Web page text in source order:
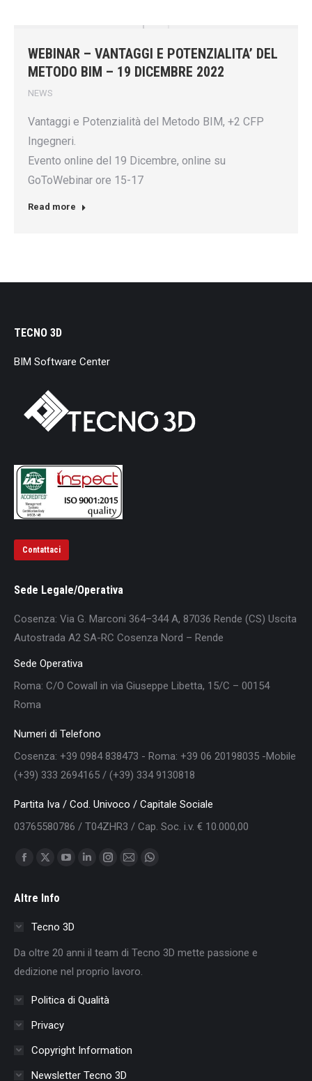
WEBINAR – VANTAGGI E POTENZIALITA’ DEL
METODO BIM – 19 DICEMBRE 2022
NEWS
Vantaggi e Potenzialità del Metodo BIM, +2 CFP
Ingegneri.
Evento online del 19 Dicembre, online su
GoToWebinar ore 15-17
Read more
TECNO 3D
BIM Software Center
Contattaci
Sede Legale/Operativa
Cosenza: Via G. Marconi 364–344 A, 87036 Rende (CS) Uscita
Autostrada A2 SA-RC Cosenza Nord – Rende
Sede Operativa
Roma: C/O Cowall in via Giuseppe Libetta, 15/C – 00154
Roma
Numeri di Telefono
Cosenza: +39 0984 838473 - Roma: +39 06 20198035 -Mobile
(+39) 333 2694165 / (+39) 334 9130818
Partita Iva / Cod. Univoco / Capitale Sociale
03765580786 / T04ZHR3 / Cap. Soc. i.v. € 10.000,00
Find us on:
Facebook
opens
window
X
opens
window
YouTube
window
Linkedin
window
Instagram
window
Mail
window
Whatsapp
window
Altre Info
Tecno 3D
Da oltre 20 anni il team di Tecno 3D mette passione e
dedizione nel proprio lavoro.
Politica di Qualità
Privacy
Copyright Information
Newsletter Tecno 3D